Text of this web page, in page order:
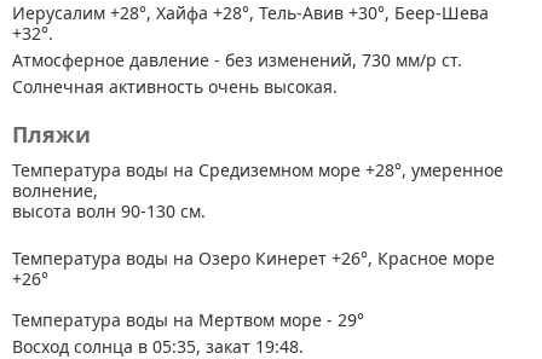
Иерусалим +28°, Хайфа +28°, Тель-Авив +30°, Беер-Шева
+32°.
Атмосферное давление - без изменений, 730 мм/р ст.
Солнечная активность очень высокая.
Пляжи
Температура воды на Средиземном море +28°, умеренное
волнение,
высота волн 90-130 см.
Температура воды на Озеро Кинерет +26°, Красное море
+26°
Температура воды на Мертвом море - 29°
Восход солнца в 05:35, закат 19:48.